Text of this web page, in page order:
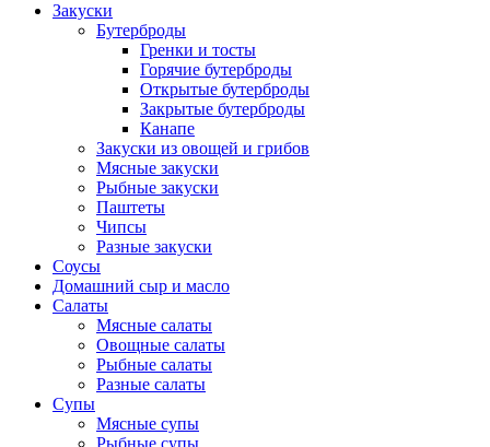
Закуски
Бутерброды
Гренки и тосты
Горячие бутерброды
Открытые бутерброды
Закрытые бутерброды
Канапе
Закуски из овощей и грибов
Мясные закуски
Рыбные закуски
Паштеты
Чипсы
Разные закуски
Соусы
Домашний сыр и масло
Салаты
Мясные салаты
Овощные салаты
Рыбные салаты
Разные салаты
Супы
Мясные супы